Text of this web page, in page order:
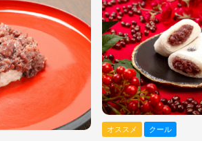
オススメ クール